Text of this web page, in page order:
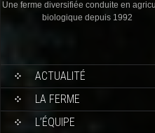
Une ferme diversifiée conduite en
biologique depuis 1992
ACTUALITÉ
LA FERME
L’ÉQUIPE